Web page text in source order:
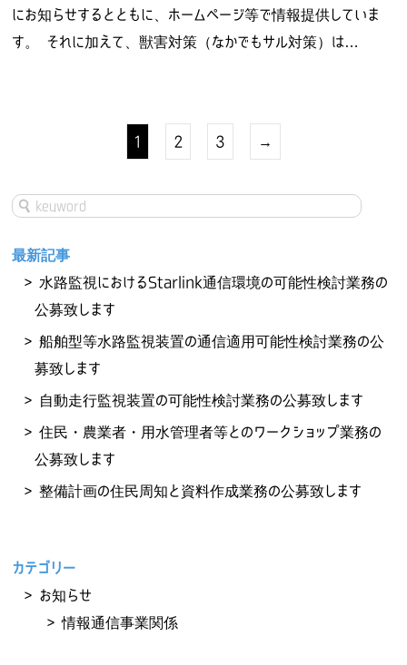
にお知らせするとともに、ホームページ等で情報提供していま
す。 それに加えて、獣害対策（なかでもサル対策）は…
1 2 3 →
最新記事
水路監視におけるStarlink通信環境の可能性検討業務の
公募致します
船舶型等水路監視装置の通信適用可能性検討業務の公
募致します
自動走行監視装置の可能性検討業務の公募致します
住民・農業者・用水管理者等とのワークショップ業務の
公募致します
整備計画の住民周知と資料作成業務の公募致します
カテゴリー
お知らせ
情報通信事業関係